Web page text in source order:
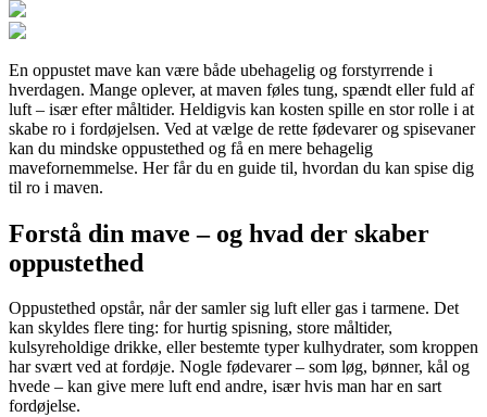
En oppustet mave kan være både ubehagelig og forstyrrende i
hverdagen. Mange oplever, at maven føles tung, spændt eller fuld af
luft – især efter måltider. Heldigvis kan kosten spille en stor rolle i at
skabe ro i fordøjelsen. Ved at vælge de rette fødevarer og spisevaner
kan du mindske oppustethed og få en mere behagelig
mavefornemmelse. Her får du en guide til, hvordan du kan spise dig
til ro i maven.
Forstå din mave – og hvad der skaber
oppustethed
Oppustethed opstår, når der samler sig luft eller gas i tarmene. Det
kan skyldes flere ting: for hurtig spisning, store måltider,
kulsyreholdige drikke, eller bestemte typer kulhydrater, som kroppen
har svært ved at fordøje. Nogle fødevarer – som løg, bønner, kål og
hvede – kan give mere luft end andre, især hvis man har en sart
fordøjelse.